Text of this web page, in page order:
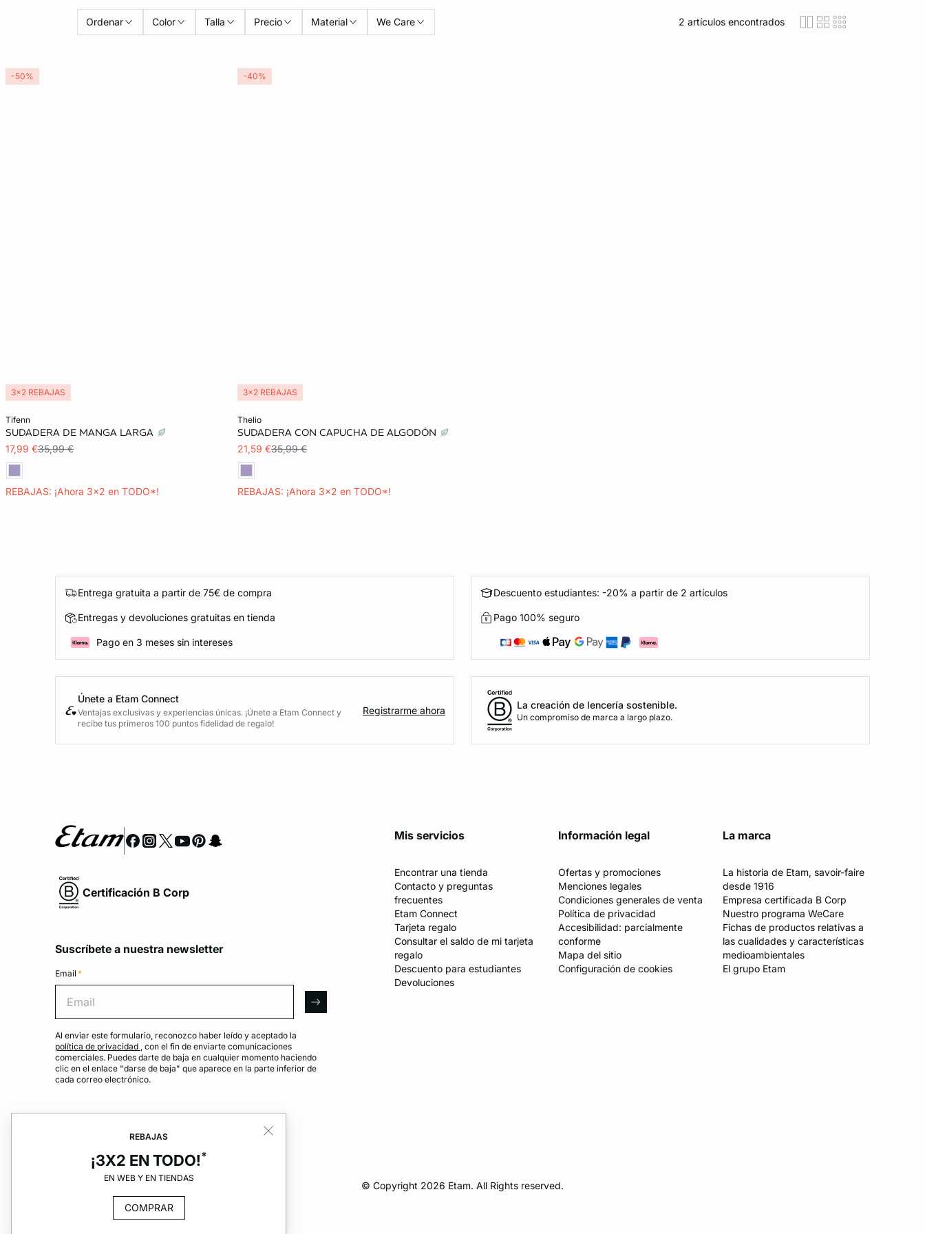
Ordenar Color Talla Precio Material We Care 2 artículos encontrados icon-layout-
icon-layout-
icon-layout-
tifenn
SUDADERA DE MANGA LARGA
17,99 €35,99 €
REBAJAS: ¡Ahora 3x2 en TODO*!
3x2 REBAJAS
Añadir a la cesta
-50%
thelio
SUDADERA CON CAPUCHA DE ALGODÓN
21,59 €35,99 €
REBAJAS: ¡Ahora 3x2 en TODO*!
3x2 REBAJAS
-40%
REBAJAS
¡3X2 EN TODO!*
EN WEB Y EN TIENDAS
COMPRAR
Entrega gratuita a partir de 75€ de compra
Entregas y devoluciones gratuitas en tienda
Pago en 3 meses sin intereses
Descuento estudiantes: -20% a partir de 2 artículos
Pago 100% seguro
Únete a Etam Connect
Ventajas exclusivas y experiencias únicas. ¡Únete a Etam Connect y
recibe tus primeros 100 puntos fidelidad de regalo!
Registrarme ahora La creación de lencería sostenible.
Un compromiso de marca a largo plazo.
Certificación B Corp
Suscríbete a nuestra newsletter
Email *
Email
arrow
Al enviar este formulario, reconozco haber leído y aceptado la
política de privacidad , con el fin de enviarte comunicaciones
comerciales. Puedes darte de baja en cualquier momento haciendo
clic en el enlace "darse de baja" que aparece en la parte inferior de
cada correo electrónico.
Mis servicios
Encontrar una tienda
Contacto y preguntas
frecuentes
Etam Connect
Tarjeta regalo
Consultar el saldo de mi tarjeta
regalo
Descuento para estudiantes
Devoluciones
Información legal
Ofertas y promociones
Menciones legales
Condiciones generales de venta
Política de privacidad
Accesibilidad: parcialmente
conforme
Mapa del sitio
Configuración de cookies
La marca
La historia de Etam, savoir-faire
desde 1916
Empresa certificada B Corp
Nuestro programa WeCare
Fichas de productos relativas a
las cualidades y características
medioambientales
El grupo Etam
© Copyright 2026 Etam. All Rights reserved.